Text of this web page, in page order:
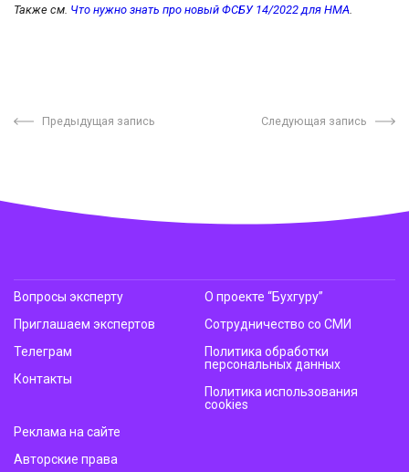
Также см. Что нужно знать про новый ФСБУ 14/2022 для НМА.
Предыдущая запись Следующая запись
Вопросы эксперту
Приглашаем экспертов
Телеграм
Контакты
О проекте “Бухгуру”
Сотрудничество со СМИ
Политика обработки
персональных данных
Политика использования
cookies
Реклама на сайте
Авторские права